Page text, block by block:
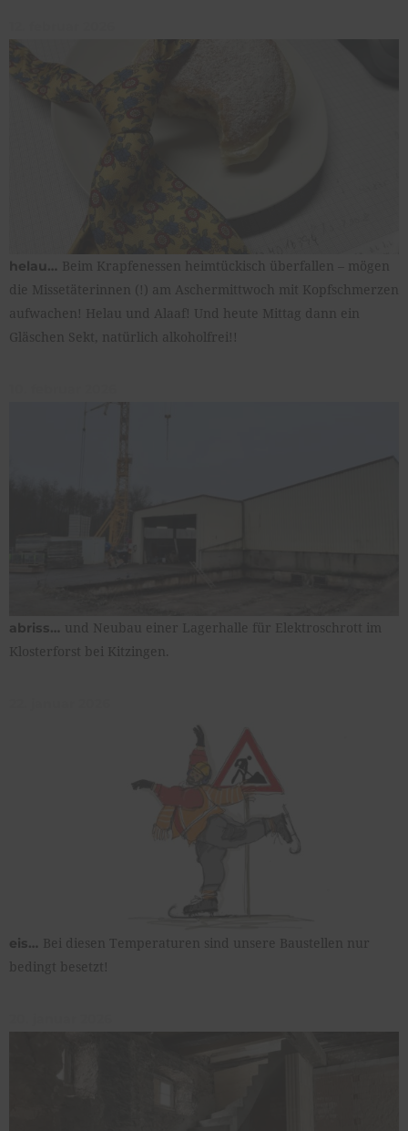
helau… Beim Krapfenessen heimtückisch überfallen – mögen
die Missetäterinnen (!) am Aschermittwoch mit Kopfschmerzen
aufwachen! Helau und Alaaf! Und heute Mittag dann ein
Gläschen Sekt, natürlich alkoholfrei!!
abriss… und Neubau einer Lagerhalle für Elektroschrott im
Klosterforst bei Kitzingen.
eis… Bei diesen Temperaturen sind unsere Baustellen nur
bedingt besetzt!